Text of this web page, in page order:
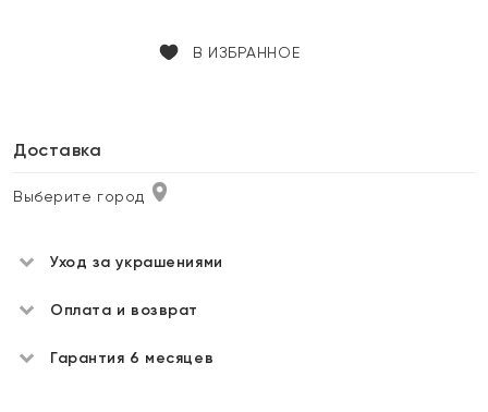
В ИЗБРАННОЕ
Доставка
Выберите город
Уход за украшениями
Оплата и возврат
Гарантия 6 месяцев